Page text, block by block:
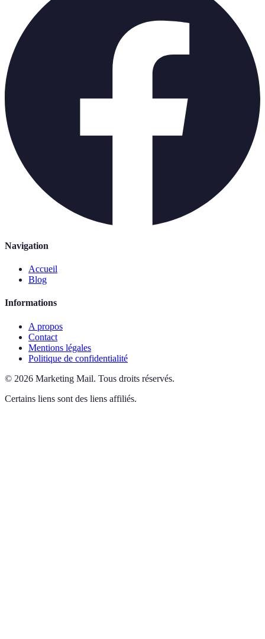
Navigation
Accueil
Blog
Informations
A propos
Contact
Mentions légales
Politique de confidentialité
© 2026 Marketing Mail. Tous droits réservés.
Certains liens sont des liens affiliés.